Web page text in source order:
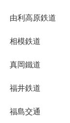
由利高原鉄道
相模鉄道
真岡鐵道
福井鉄道
福島交通